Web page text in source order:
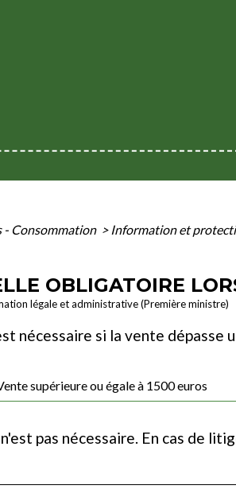
- Consommation > Information et
OBLIGATOIRE
légale et administrative (Première ministre)
nécessaire si la vente dépasse
supérieure ou égale à 1500 euros
pas nécessaire. En cas de